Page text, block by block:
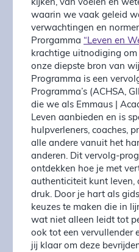
kijken, van voelen en
waarin we vaak geleid
verwachtingen en
Prorgamma “Leven en
krachtige uitnodiging
onze diepste bron van
Programma is een
Programma’s (ACHSA,
die we als Emmaus |
Leven aanbieden en is
hulpverleners, coaches,
alle andere vanuit het
anderen. Dit vervolg-
ontdekken hoe je met
authenticiteit kunt leven,
druk. Door je hart als
keuzes te maken die in
wat niet alleen leidt tot
ook tot een vervullender
jij klaar om deze